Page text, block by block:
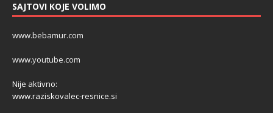
SAJTOVI KOJE VOLIMO
www.bebamur.com
www.youtube.com
Nije aktivno:
www.raziskovalec-resnice.si